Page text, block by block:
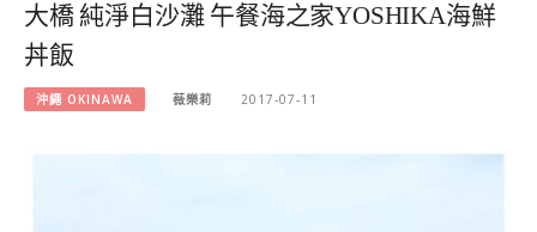
大橋 純淨白沙灘 午餐海之家YOSHIKA海鮮
丼飯
沖繩 OKINAWA 薇樂莉 2017-07-11